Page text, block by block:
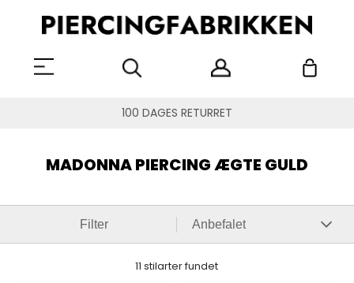
100 DAGES RETURRET
MADONNA PIERCING ÆGTE GULD
Filter
11 stilarter fundet